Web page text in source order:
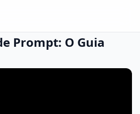
Prompt: O Guia